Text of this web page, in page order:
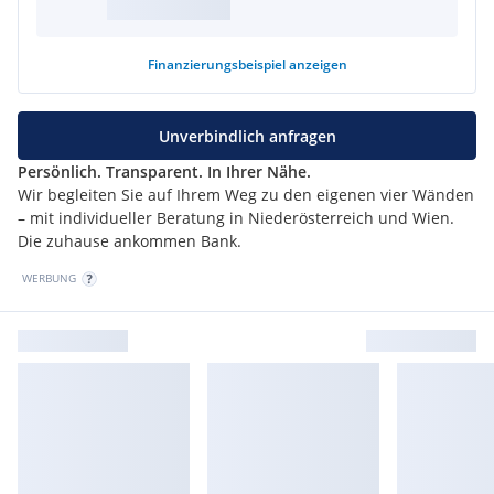
Motorikpark 22,Freizeitpark "Family Fun"und zahlreiche
Grünflächen für aktive Erholung
DerKaufpreisfür dieses einzigartige Reihenhaus beträgt:
ANLEGERPREIS:
Finanzierungsbeispiel anzeigen
Persönlich. Transparent. In Ihrer Nähe.
Wir begleiten Sie auf Ihrem Weg zu den eigenen vier Wänden
– mit individueller Beratung in Niederösterreich und Wien.
Die zuhause ankommen Bank.
Unverbindlich anfragen
WERBUNG